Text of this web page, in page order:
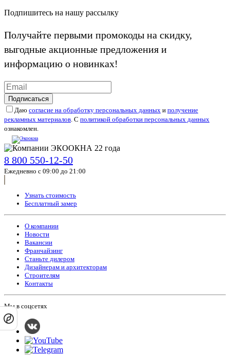
Подпишитесь на нашу рассылку
Получайте первыми промокоды на скидку,
выгодные акционные предложения и
информацию о новинках!
Подписаться
Даю согласие на обработку персональных данных и получение
рекламных материалов . С политикой обработки персональных данных
ознакомлен.
8 800 550-12-50
Ежедневно с 09:00 до 21:00
Узнать стоимость
Бесплатный замер
О компании
Новости
Вакансии
Франчайзинг
Станьте дилером
Дизайнерам и архитекторам
Строителям
Контакты
Мы в соцсетях